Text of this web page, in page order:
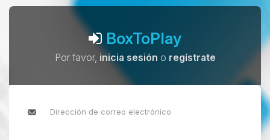
BoxToPlay
Por favor, inicia sesión o regístrate